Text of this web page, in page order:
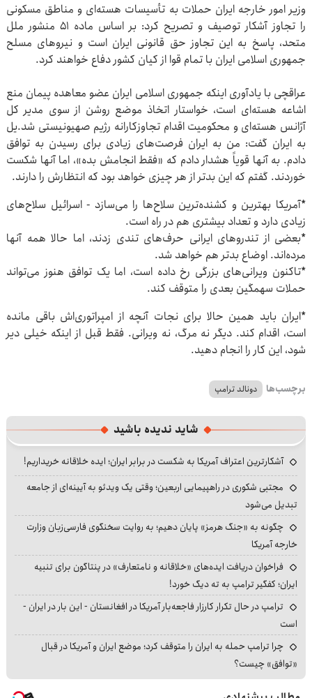
وزیر امور خارجه ایران حملات به تأسیسات هسته‌ای و مناطق مسکونی
را تجاوز آشکار توصیف و تصریح کرد: بر اساس ماده ۵۱ منشور ملل
متحد، پاسخ به این تجاوز حق قانونی ایران است و نیروهای مسلح
جمهوری اسلامی ایران با تمام قوا از کیان کشور دفاع خواهند کرد.
عراقچی با یادآوری اینکه جمهوری اسلامی ایران عضو معاهده پیمان منع
اشاعه هسته‌ای است، خواستار اتخاذ موضع روشن از سوی مدیر کل
آژانس هسته‌ای و محکومیت اقدام تجاوزکارانه رژیم صهیونیستی شد.یل
به ایران گفت: من به ایران فرصت‌های زیادی برای رسیدن به توافق
دادم. به آنها قویاً هشدار دادم که «فقط انجامش بده»، اما آنها شکست
خوردند. گفتم که این بدتر از هر چیزی خواهد بود که انتظارش را دارند.
*آمریکا بهترین و کشنده‌ترین سلاح‌ها را می‌سازد - اسرائیل سلاح‌های
زیادی دارد و تعداد بیشتری هم در راه است.
*بعضی از تندروهای ایرانی حرف‌های تندی زدند، اما حالا همه آنها
مرده‌اند. اوضاع بدتر هم خواهد شد.
*تاکنون ویرانی‌های بزرگی رخ داده است، اما یک توافق هنوز می‌تواند
حملات سهمگین بعدی را متوقف کند.
*ایران باید همین حالا برای نجات آنچه از امپراتوری‌اش باقی مانده
است، اقدام کند. دیگر نه مرگ، نه ویرانی. فقط قبل از اینکه خیلی دیر
شود، این کار را انجام دهید.
برچسب‌ها دونالد ترامپ
شاید ندیده باشید
آشکارترین اعتراف آمریکا به شکست در برابر ایران؛ ایده خلاقانه خریداریم!
مجتبی شکوری در راهپیمایی اربعین؛ وقتی یک ویدئو به آیینه‌ای از جامعه
تبدیل می‌شود
چگونه به «جنگ هرمز» پایان دهیم؛ به روایت سخنگوی فارسی‌زبان وزارت
خارجه آمریکا
فراخوان دریافت ایده‌های «خلاقانه و نامتعارف» در پنتاگون برای تنبیه
ایران؛ کفگیر ترامپ به ته دیگ خورد!
ترامپ در حال تکرار کارزار فاجعه‌بار آمریکا در افغانستان - این بار در ایران -
است
چرا ترامپ حمله به ایران را متوقف کرد؛ موضع ایران و آمریکا در قبال
«توافق» چیست؟